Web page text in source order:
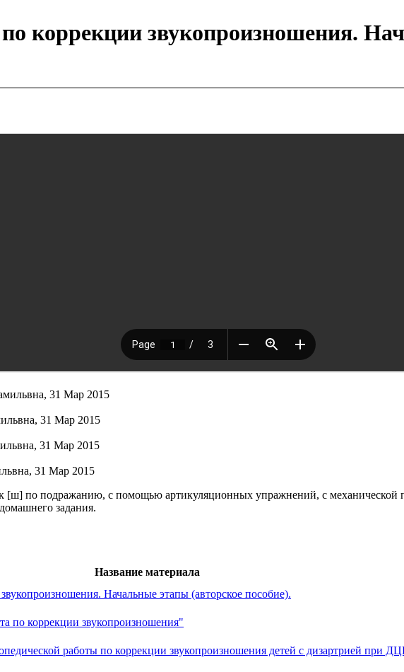
коррекции звукопроизношения.
31 Мар 2015
31 Мар 2015
31 Мар 2015
31 Мар 2015
[ш] по подражанию, с помощью артикуляционных упражнений, с
задания.
Название материала
Начальные этапы (авторское пособие).
по коррекции звукопроизношения"
работы по коррекции звукопроизношения детей с дизартрией при